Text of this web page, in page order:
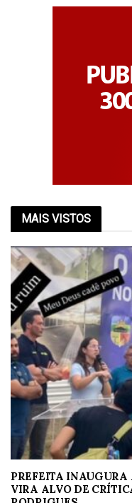
MAIS VISTOS
PREFEITA INAUGURA
VIRA ALVO DE